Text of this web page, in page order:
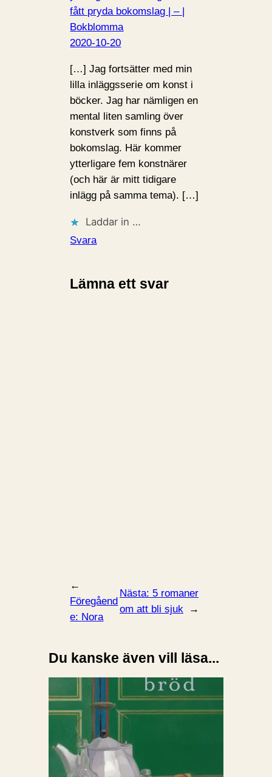
fått pryda bokomslag | – |
Bokblomma
2020-10-20
[…] Jag fortsätter med min
lilla inläggsserie om konst i
böcker. Jag har nämligen en
mental liten samling över
konstverk som finns på
bokomslag. Här kommer
ytterligare fem konstnärer
(och här är mitt tidigare
inlägg på samma tema). […]
Laddar in …
Svara
Lämna ett svar
←
Föregåend
e: Nora
Nästa: 5 romaner
om att bli sjuk
→
Du kanske även vill läsa...